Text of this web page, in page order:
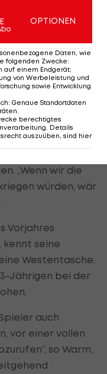
Generalprobe
mit
Gegner, weil
unter
Nur
„Wenn wir die
würden, wär
Vorjahres
seine
Westentasche.
Jährigen bei der
auch
vor einer vollen
so Warm,
OPTIONEN
Daten, wie
folgenden Zwecke:
auf einem Endgerät;
von Werbeleistung und
sowie Entwicklung
: Genaue Standortdaten
.
berechtigtes
Details
auszuüben, sind hier